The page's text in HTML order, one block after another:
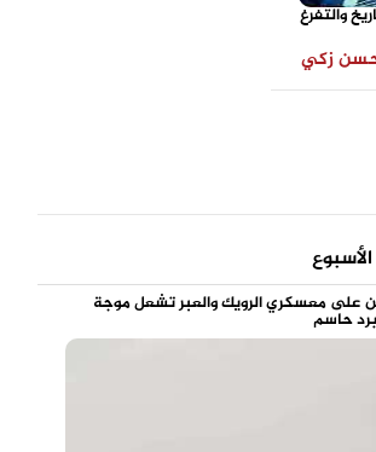
والتفرغ
حسن زكي
على معسكري الرويك والعبر تشعل موجة
حاسم